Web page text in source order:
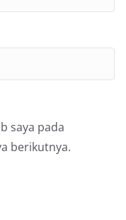
saya pada
berikutnya.